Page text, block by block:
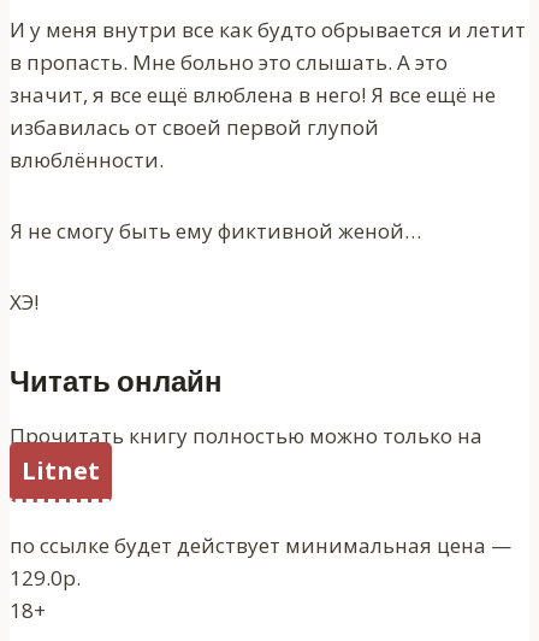
И у меня внутри все как будто обрывается и летит
в пропасть. Мне больно это слышать. А это
значит, я все ещё влюблена в него! Я все ещё не
избавилась от своей первой глупой
влюблённости.
Я не смогу быть ему фиктивной женой…
ХЭ!
Читать онлайн
Прочитать книгу полностью можно только на
Litnet
по ссылке будет действует минимальная цена —
129.0р.
18+